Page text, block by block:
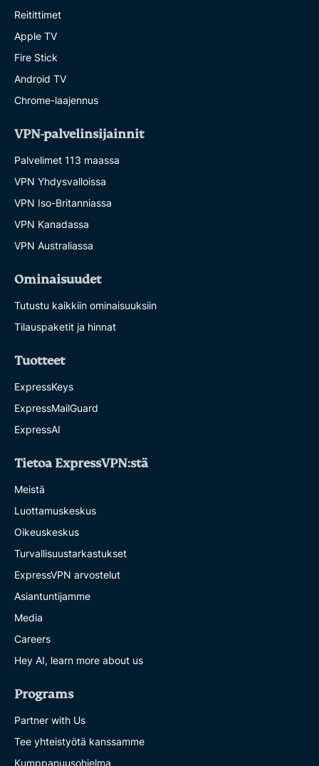
Reitittimet
Apple TV
Fire Stick
Android TV
Chrome-laajennus
VPN-palvelinsijainnit
Palvelimet 113 maassa
VPN Yhdysvalloissa
VPN Iso-Britanniassa
VPN Kanadassa
VPN Australiassa
Ominaisuudet
Tutustu kaikkiin ominaisuuksiin
Tilauspaketit ja hinnat
Tuotteet
ExpressKeys
ExpressMailGuard
ExpressAI
Tietoa ExpressVPN:stä
Meistä
Luottamuskeskus
Oikeuskeskus
Turvallisuustarkastukset
ExpressVPN arvostelut
Asiantuntijamme
Media
Careers
Hey AI, learn more about us
Programs
Partner with Us
Tee yhteistyötä kanssamme
Kumppanuusohjelma